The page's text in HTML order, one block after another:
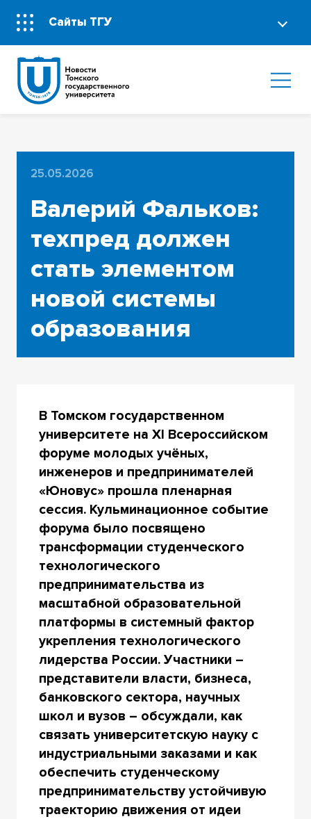
Сайты ТГУ
25.05.2026
Валерий Фальков:
техпред должен
стать элементом
новой системы
образования
В Томском государственном
университете на XI Всероссийском
форуме молодых учёных,
инженеров и предпринимателей
«Юновус» прошла пленарная
сессия. Кульминационное событие
форума было посвящено
трансформации студенческого
технологического
предпринимательства из
масштабной образовательной
платформы в системный фактор
укрепления технологического
лидерства России. Участники –
представители власти, бизнеса,
банковского сектора, научных
школ и вузов – обсуждали, как
связать университетскую науку с
индустриальными заказами и как
обеспечить студенческому
предпринимательству устойчивую
траекторию движения от идеи